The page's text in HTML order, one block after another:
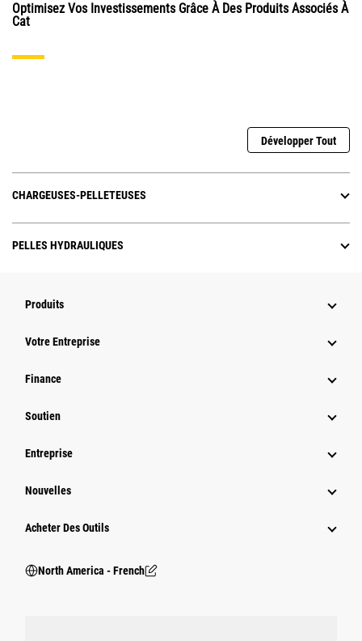
Optimisez Vos Investissements Grâce À Des Produits Associés À
Cat
Développer Tout
CHARGEUSES-PELLETEUSES
PELLES HYDRAULIQUES
Produits
Votre Entreprise
Finance
Soutien
Entreprise
Nouvelles
Acheter Des Outils
North America - French